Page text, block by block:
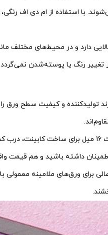
با استفاده از ام دی اف
دارد و در محیط‌های مختلف
تغییر رنگ یا پوسته‌شدن
تولیدکننده و کیفیت سطح ورق
در هنگام خرید، به بافت و ضخامت دقیق ورق نیز توجه کنید.
داشته باشید و هم قیمت
ام دی اف رنگی 16 میل می‌تواند جایگزینی عالی